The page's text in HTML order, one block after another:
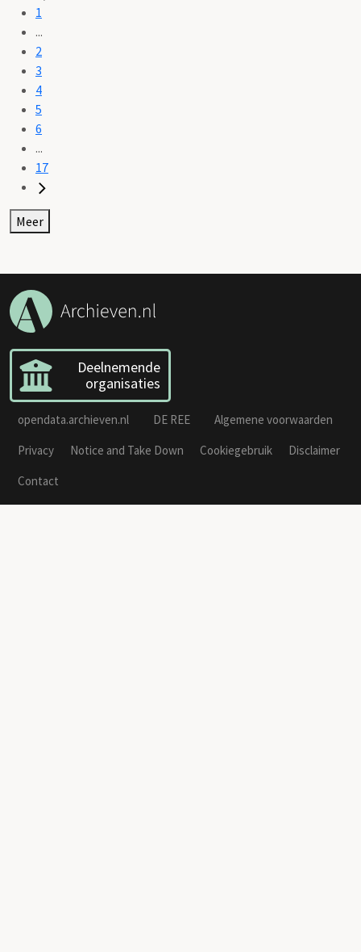
1
...
2
3
4
5
6
...
17
Meer
Deelnemende
organisaties
opendata.archieven.nl DE REE
Algemene voorwaarden
Privacy
Notice and Take Down Cookiegebruik
Disclaimer
Contact